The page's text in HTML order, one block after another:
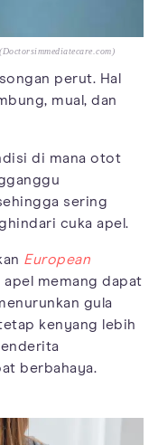
perut. Hal
mual, dan
di mana otot
sering
cuka apel.
European
apel memang dapat
gula
kenyang lebih
berbahaya.